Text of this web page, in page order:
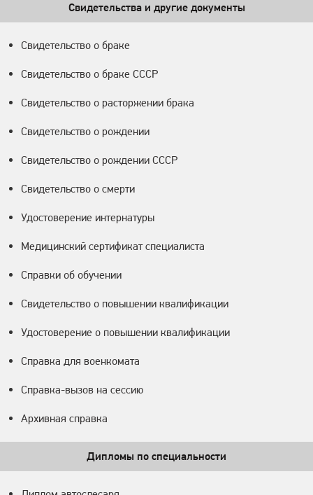
Свидетельства и другие документы
Свидетельство о браке
Свидетельство о браке СССР
Свидетельство о расторжении брака
Свидетельство о рождении
Свидетельство о рождении СССР
Свидетельство о смерти
Удостоверение интернатуры
Медицинский сертификат специалиста
Справки об обучении
Свидетельство о повышении квалификации
Удостоверение о повышении квалификации
Справка для военкомата
Справка-вызов на сессию
Архивная справка
Дипломы по специальности